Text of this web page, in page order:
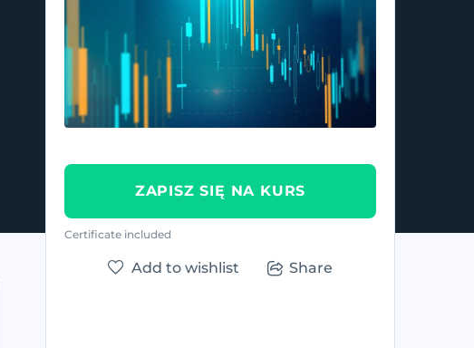
ZAPISZ SIĘ NA KURS
Certificate included
Add to wishlist Share